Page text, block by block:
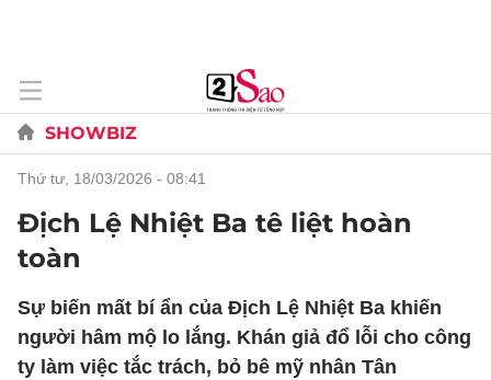
SHOWBIZ
thứ tư, 18/03/2026 - 08:41
Địch Lệ Nhiệt Ba tê liệt hoàn
toàn
Sự biến mất bí ẩn của Địch Lệ Nhiệt Ba khiến
người hâm mộ lo lắng. Khán giả đổ lỗi cho công
ty làm việc tắc trách, bỏ bê mỹ nhân Tân